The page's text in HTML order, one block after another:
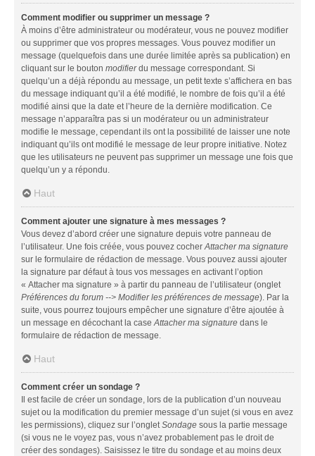
Comment modifier ou supprimer un message ?
À moins d’être administrateur ou modérateur, vous ne pouvez modifier
ou supprimer que vos propres messages. Vous pouvez modifier un
message (quelquefois dans une durée limitée après sa publication) en
cliquant sur le bouton modifierdu message correspondant. Si
quelqu’un a déjà répondu au message, un petit texte s’affichera en bas
du message indiquant qu’il a été modifié, le nombre de fois qu’il a été
modifié ainsi que la date et l’heure de la dernière modification. Ce
message n’apparaîtra pas si un modérateur ou un administrateur
modifie le message, cependant ils ont la possibilité de laisser une note
indiquant qu’ils ont modifié le message de leur propre initiative. Notez
que les utilisateurs ne peuvent pas supprimer un message une fois que
quelqu’un y a répondu.
Haut
Comment ajouter une signature à mes messages ?
Vous devez d’abord créer une signature depuis votre panneau de
l’utilisateur. Une fois créée, vous pouvez cocherAttacher ma signature
sur le formulaire de rédaction de message. Vous pouvez aussi ajouter
la signature par défaut à tous vos messages en activant l’option
« Attacher ma signature » à partir du panneau de l’utilisateur (onglet
Préférences du forum --> Modifier les préférences de message). Par la
suite, vous pourrez toujours empêcher une signature d’être ajoutée à
un message en décochant la caseAttacher ma signature dans le
formulaire de rédaction de message.
Haut
Comment créer un sondage ?
Il est facile de créer un sondage, lors de la publication d’un nouveau
sujet ou la modification du premier message d’un sujet (si vous en avez
les permissions), cliquez sur l’ongletSondage sous la partie message
(si vous ne le voyez pas, vous n’avez probablement pas le droit de
créer des sondages). Saisissez le titre du sondage et au moins deux